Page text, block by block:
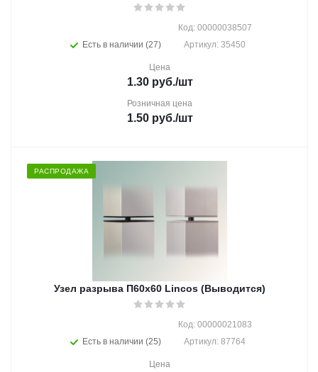
Есть в наличии (27)
Код: 00000038507
Артикул: 35450
Цена
1.30руб./шт
Розничная цена
1.50руб./шт
РАСПРОДАЖА
Узел разрыва П60х60 Lincos (Выводится)
Есть в наличии (25)
Код: 00000021083
Артикул: 87764
Цена